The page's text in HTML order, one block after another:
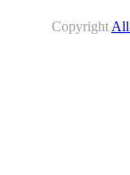
Copyright